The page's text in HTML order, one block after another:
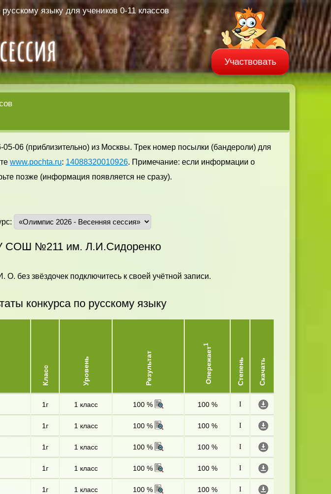
языку для учеников 0-11 классов
Участвовать
06 (приблизительно) из Москвы. Трек номер посылки (бандероли) для
www.pochta.ru: 14088320010926. Примечание: если информации о
позже (информация появляется не сразу).
№211 им. Л.И.Сидоренко
без звёздочек подключитесь к своей учётной записи.
конкурса по русскому языку
Класс Уровень Результат Опережает
1
Степень Скачать
1г 1 класс 100 % 100 % I
1г 1 класс 100 % 100 % I
1г 1 класс 100 % 100 % I
1г 1 класс 100 % 100 % I
1г 1 класс 100 % 100 % I